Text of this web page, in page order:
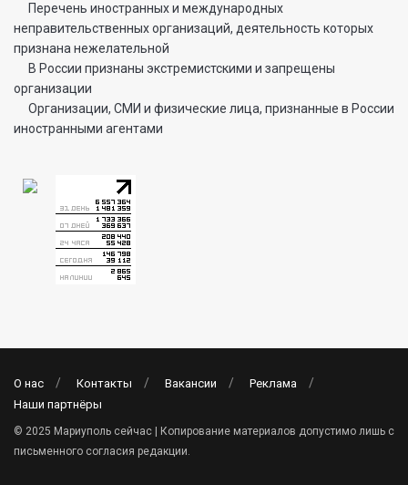
Перечень иностранных и международных
неправительственных организаций, деятельность которых
признана нежелательной
В России признаны экстремистскими и запрещены
организации
Организации, СМИ и физические лица, признанные в России
иностранными агентами
О нас Контакты Вакансии
Реклама
Наши партнёры
© 2025 Мариуполь сейчас | Копирование материалов допустимо лишь с
письменного согласия редакции.